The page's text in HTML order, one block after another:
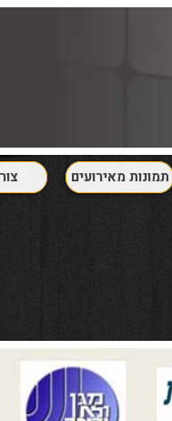
תמונות מאירועים